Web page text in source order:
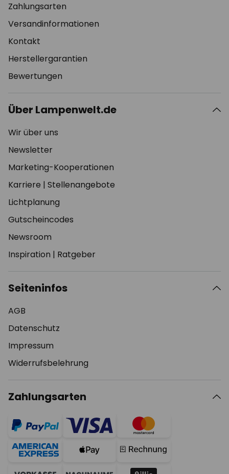
Zahlungsarten
Versandinformationen
Kontakt
Herstellergarantien
Bewertungen
Über Lampenwelt.de
Wir über uns
Newsletter
Marketing-Kooperationen
Karriere | Stellenangebote
Lichtplanung
Gutscheincodes
Newsroom
Inspiration | Ratgeber
Seiteninfos
AGB
Datenschutz
Impressum
Widerrufsbelehrung
Zahlungsarten